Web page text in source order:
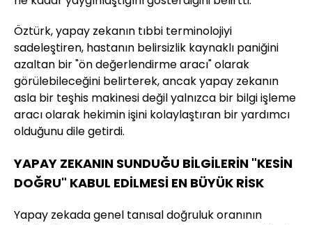
Öztürk, yapay zekanın tıbbi terminolojiyi
sadeleştiren, hastanın belirsizlik kaynaklı paniğini
azaltan bir "ön değerlendirme aracı" olarak
görülebileceğini belirterek, ancak yapay zekanın
asla bir teşhis makinesi değil yalnızca bir bilgi işleme
aracı olarak hekimin işini kolaylaştıran bir yardımcı
olduğunu dile getirdi.
YAPAY ZEKANIN SUNDUĞU BİLGİLERİN "KESİN
DOĞRU" KABUL EDİLMESİ EN BÜYÜK RİSK
Yapay zekada genel tanısal doğruluk oranının